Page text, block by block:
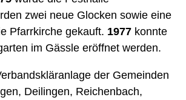
zwei neue Glocken sowie eine
Pfarrkirche gekauft. 1977 konnte
im Gässle eröffnet werden.
der Gemeinden
Deilingen, Reichenbach,